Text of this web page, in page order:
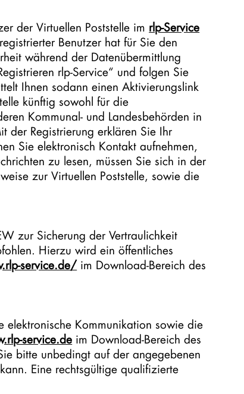
der Virtuellen Poststelle im rlp-Service
Benutzer hat für Sie den
während der Datenübermittlung
rlp-Service“ und folgen Sie
Ihnen sodann einen Aktivierungslink
künftig sowohl für die
Kommunal- und Landesbehörden in
der Registrierung erklären Sie Ihr
Sie elektronisch Kontakt aufnehmen,
zu lesen, müssen Sie sich in der
zur Virtuellen Poststelle, sowie die
zur Sicherung der Vertraulichkeit
Hierzu wird ein öffentliches
service.de/im Download-Bereich des
elektronische Kommunikation sowie die
service.de im Download-Bereich des
bitte unbedingt auf der angegebenen
Eine rechtsgültige qualifizierte